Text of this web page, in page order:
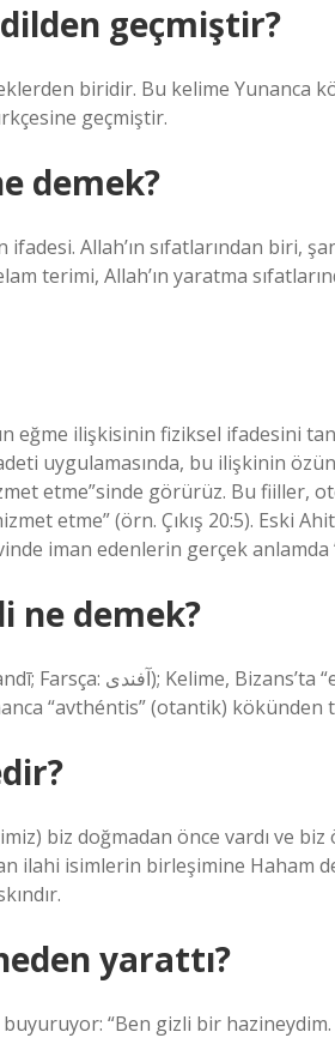
geçmiştir?
biridir. Bu kelime Yunanca
geçmiştir.
demek?
ifadesi. Allah’ın sıfatlarından biri,
terimi, Allah’ın yaratma
ilişkisinin fiziksel ifadesini
uygulamasında, bu ilişkinin
etme”sinde görürüz. Bu fiiller,
etme” (örn. Çıkış 20:5). Eski
iman edenlerin gerçek
ne demek?
“avthéntis” (otantik) kökünden
biz doğmadan önce vardı ve
ilahi isimlerin birleşimine Haham
yarattı?
“Ben gizli bir